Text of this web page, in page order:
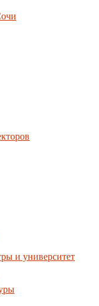
и университет